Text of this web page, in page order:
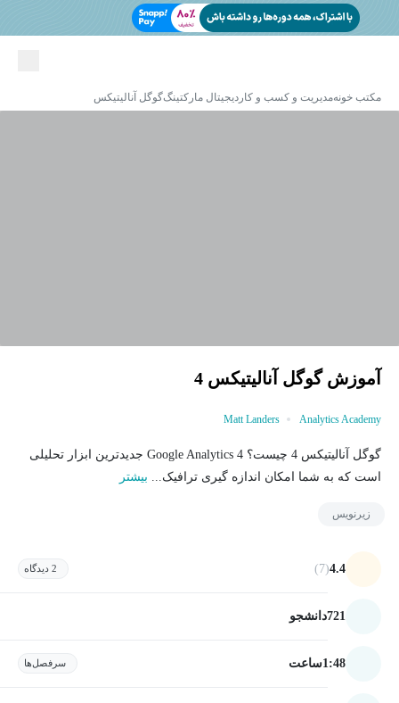
مکتب خونهمدیریت و کسب و کار دیجیتال مارکتینگگوگل آنالیتیکس
آموزش گوگل آنالیتیکس 4
Analytics Academy
Matt Landers
گوگل آنالیتیکس 4 چیست؟ Google Analytics 4 جدیدترین ابزار تحلیلی
است که به شما امکان اندازه گیری ترافیک... بیشتر
زیرنویس
4.4
(7) 2 دیدگاه
721دانشجو
1:48ساعت سرفصل‌ها